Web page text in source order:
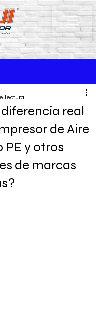
real
de Aire
PE y otros
de marcas
lectura